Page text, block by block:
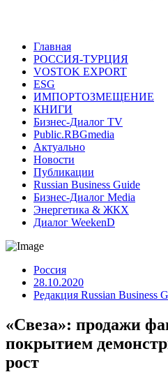
Главная
РОССИЯ-ТУРЦИЯ
VOSTOK EXPORT
ESG
ИМПОРТОЗМЕЩЕНИЕ
КНИГИ
Бизнес-Диалог TV
Public.RBGmedia
Актуально
Новости
Публикации
Russian Business Guide
Бизнес-Диалог Media
Энергетика & ЖКХ
Диалог WeekenD
Россия
28.10.2020
Редакция Russian Business
«Свеза»: продажи
покрытием
рост